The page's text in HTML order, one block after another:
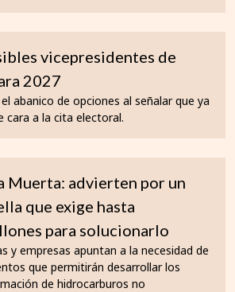
vicepresidentes de
2027
abanico de opciones al señalar que ya
cara a la cita electoral.
Muerta: advierten por un
que exige hasta
para solucionarlo
y empresas apuntan a la necesidad de
que permitirán desarrollar los
de hidrocarburos no